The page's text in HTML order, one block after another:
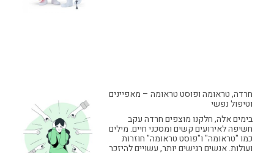
חרדה, טראומה ופוסט טראומה – מאפיינים
וטיפול נפשי
בימים אלה, חלקנו מוצפים חרדה עקב
חשיפה לאירועים קשים ומסכני חיים. מילים
כמו "טראומה" ו"פוסט טראומה" חוזרות
ועולות. אנשים רגישים יותר, עשויים להיזכר